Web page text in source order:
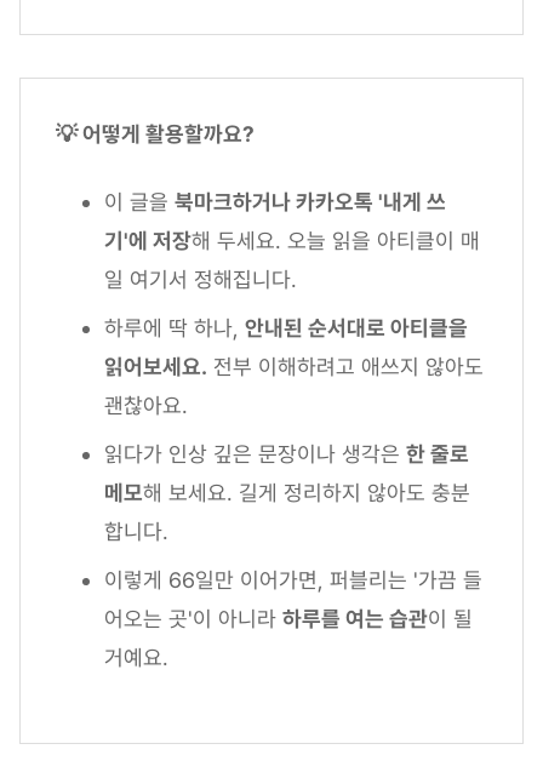
💡 어떻게 활용할까요?
이 글을 북마크하거나 카카오톡 '내게 쓰
기'에 저장해 두세요. 오늘 읽을 아티클이 매
일 여기서 정해집니다.
하루에 딱 하나, 안내된 순서대로 아티클을
읽어보세요. 전부 이해하려고 애쓰지 않아도
괜찮아요.
읽다가 인상 깊은 문장이나 생각은 한 줄로
메모해 보세요. 길게 정리하지 않아도 충분
합니다.
이렇게 66일만 이어가면, 퍼블리는 '가끔 들
어오는 곳'이 아니라 하루를 여는 습관이 될
거예요.